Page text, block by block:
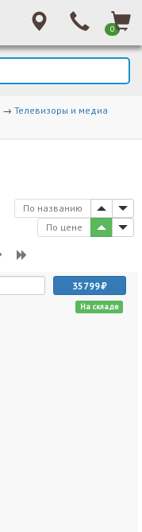
0
→ Телевизоры и медиа
По названию
По цене
35799
На складе